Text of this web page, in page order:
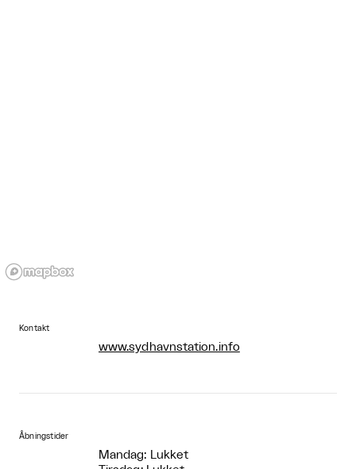
Kontakt
www.sydhavnstation.info
Åbningstider
Mandag: Lukket